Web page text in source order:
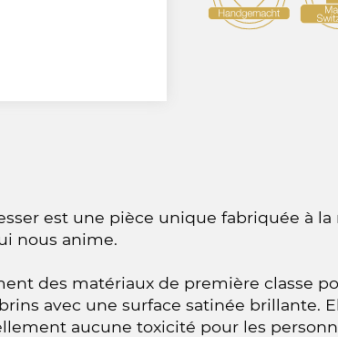
est une pièce unique fabriquée à
nous anime.
des matériaux de première classe
avec une surface satinée brillante.
aucune toxicité pour les